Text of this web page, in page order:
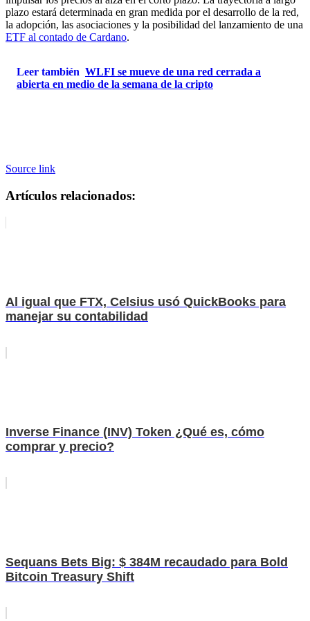
plazo estará determinada en gran medida por el desarrollo de la red,
la adopción, las asociaciones y la posibilidad del lanzamiento de una
ETF al contado de Cardano.
Leer también WLFI se mueve de una red cerrada a
abierta en medio de la semana de la cripto
Source link
Artículos relacionados:
Al igual que FTX, Celsius usó QuickBooks para
manejar su contabilidad
Inverse Finance (INV) Token ¿Qué es, cómo
comprar y precio?
Sequans Bets Big: $ 384M recaudado para Bold
Bitcoin Treasury Shift